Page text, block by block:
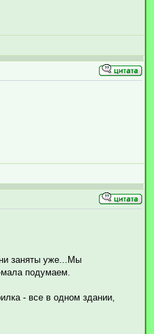
заняты уже...Мы
мала подумаем.
- все в одном здании,